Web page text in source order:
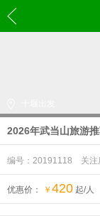
2026年武当山旅游
编号：20191118 关注
优惠价： ￥ 420 起/人